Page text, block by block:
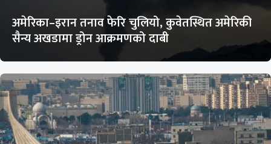
अमेरिका–इरान तनाव फेरि चुलियो, कुवेतस्थित अमेरिकी
सैन्य अखडामा ड्रोन आक्रमणको दाबी